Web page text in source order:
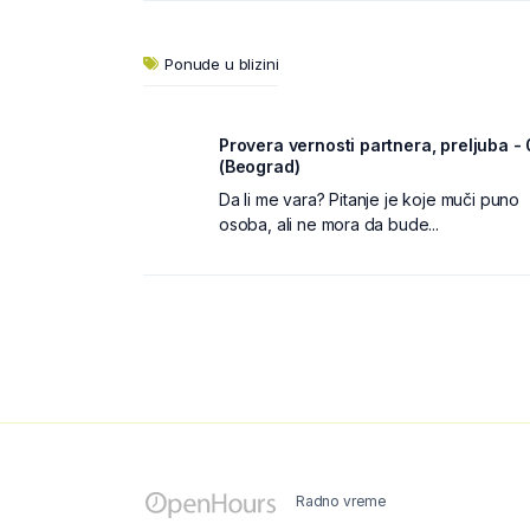
Ponude u blizini
Provera vernosti partnera, preljuba -
(Beograd)
Da li me vara? Pitanje je koje muči puno
osoba, ali ne mora da bude...
Radno vreme